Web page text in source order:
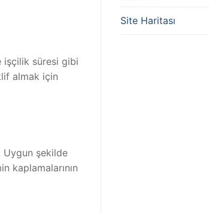
işçilik süresi gibi
almak için
Uygun şekilde
kaplamalarının
Site Haritası